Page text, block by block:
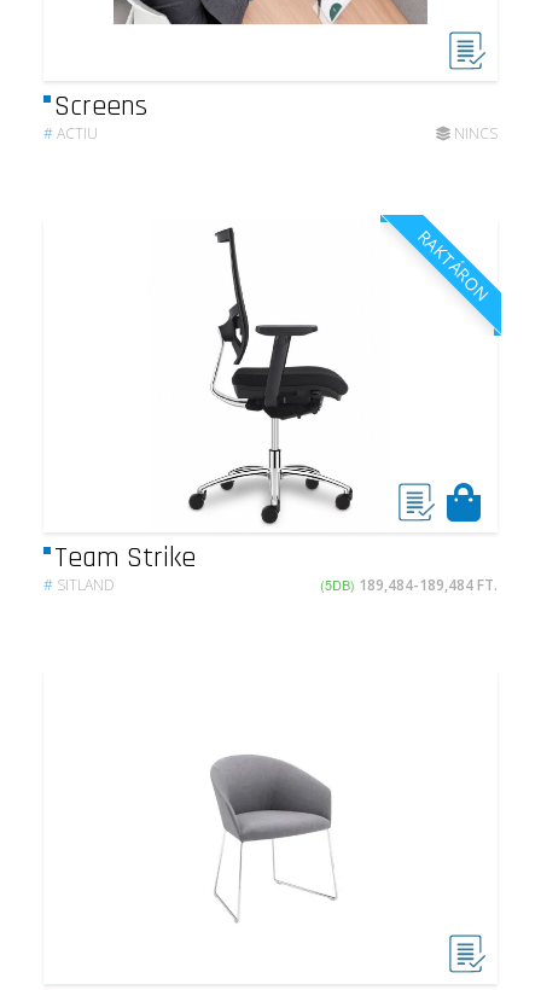
Screens
#ACTIU NINCS
RAKTÁRON
Team Strike
# SITLAND (5DB) 189,484-189,484 FT.